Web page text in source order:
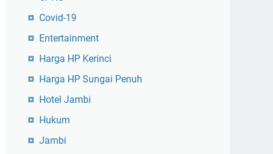
Covid-19
Entertainment
Harga HP Kerinci
Harga HP Sungai Penuh
Hotel Jambi
Hukum
Jambi